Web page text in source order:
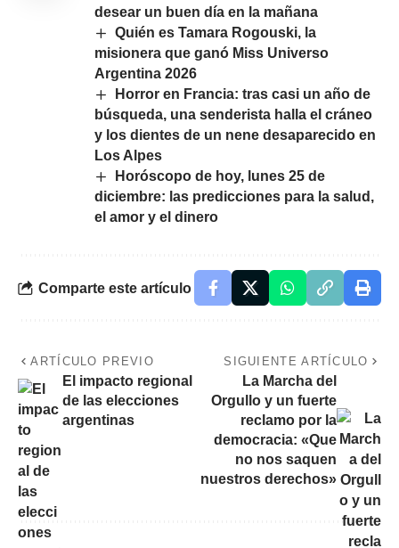
desear un buen día en la mañana
Quién es Tamara Rogouski, la
misionera que ganó Miss Universo
Argentina 2026
Horror en Francia: tras casi un año de
búsqueda, una senderista halla el cráneo
y los dientes de un nene desaparecido en
Los Alpes
Horóscopo de hoy, lunes 25 de
diciembre: las predicciones para la salud,
el amor y el dinero
Comparte este artículo
ARTÍCULO PREVIO
El impacto regional
de las elecciones
argentinas
SIGUIENTE ARTÍCULO
La Marcha del
Orgullo y un fuerte
reclamo por la
democracia: «Que
no nos saquen
nuestros derechos»